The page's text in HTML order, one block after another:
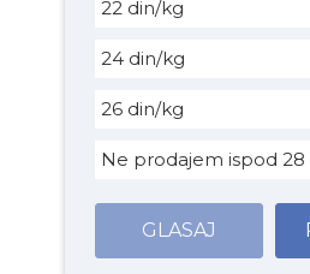
22 din/kg
24 din/kg
26 din/kg
Ne prodajem ispod 28
GLASAJ